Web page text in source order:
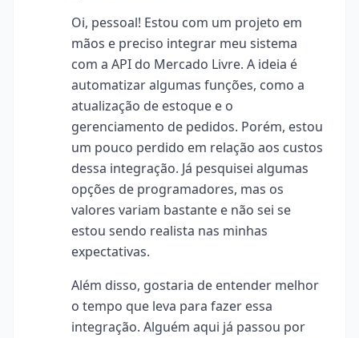
Oi, pessoal! Estou com um projeto em
mãos e preciso integrar meu sistema
com a API do Mercado Livre. A ideia é
automatizar algumas funções, como a
atualização de estoque e o
gerenciamento de pedidos. Porém, estou
um pouco perdido em relação aos custos
dessa integração. Já pesquisei algumas
opções de programadores, mas os
valores variam bastante e não sei se
estou sendo realista nas minhas
expectativas.
Além disso, gostaria de entender melhor
o tempo que leva para fazer essa
integração. Alguém aqui já passou por